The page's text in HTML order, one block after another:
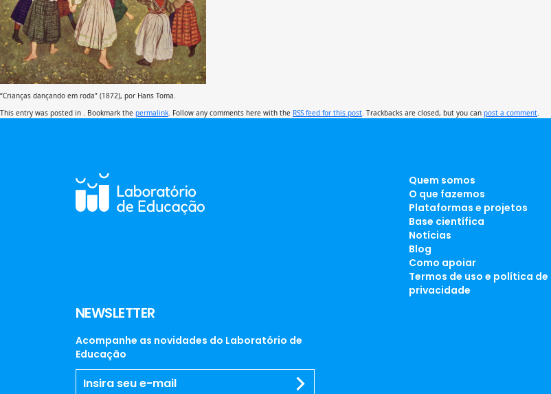
“Crianças dançando em roda” (1872), por Hans Toma.
This entry was posted in . Bookmark the permalink . Follow any comments here with the RSS feed for this post . Trackbacks are closed, but you can post a comment
NEWSLETTER
Acompanhe as novidades do Laboratório de
Educação
Quem somos
O que fazemos
Plataformas e projetos
Base científica
Notícias
Blog
Como apoiar
Termos de uso e política de
privacidade